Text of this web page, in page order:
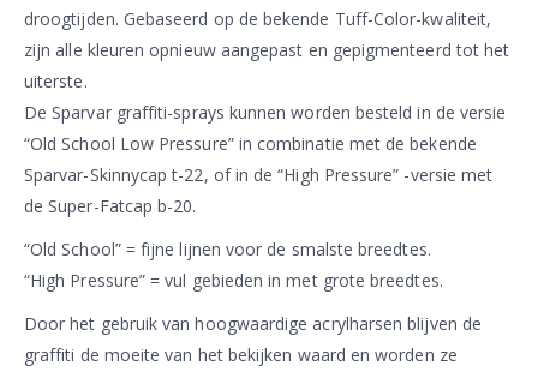
droogtijden. Gebaseerd op de bekende Tuff-Color-kwaliteit,
zijn alle kleuren opnieuw aangepast en gepigmenteerd tot het
uiterste.
De Sparvar graffiti-sprays kunnen worden besteld in de versie
“Old School Low Pressure” in combinatie met de bekende
Sparvar-Skinnycap t-22, of in de “High Pressure” -versie met
de Super-Fatcap b-20.
“Old School” = fijne lijnen voor de smalste breedtes.
“High Pressure” = vul gebieden in met grote breedtes.
Door het gebruik van hoogwaardige acrylharsen blijven de
graffiti de moeite van het bekijken waard en worden ze